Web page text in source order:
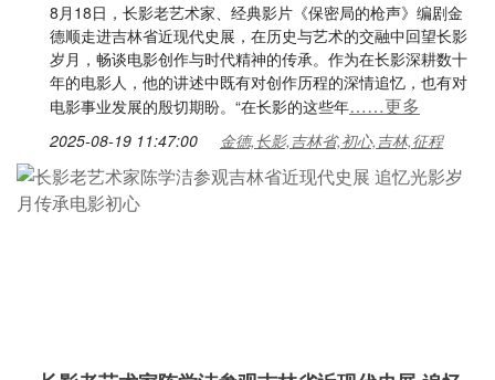
8月18日，长影老艺术家、经典影片《保密局的枪声》编剧金
德顺走进吉林省近现代史展，在历史与艺术的交融中回望长影
岁月，畅谈电影创作与时代精神的传承。作为在长影深耕数十
年的电影人，他的讲述中既有对创作历程的深情追忆，也有对
电影事业发展的殷切期盼。“在长影的这些年……更多
2025-08-19 11:47:00 金德,长影,吉林省,初心,吉林,征程